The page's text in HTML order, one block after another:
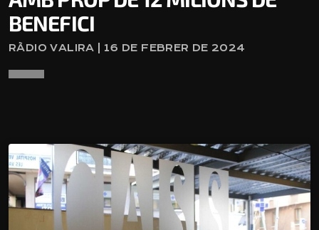
BENEFICI
RÀDIO VALIRA | 16 DE FEBRER DE 2024